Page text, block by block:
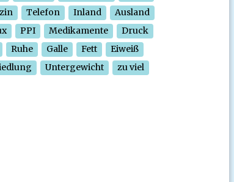
Telefon Inland
Ausland
PPI Medikamente
Druck
Ruhe Galle Fett
Eiweiß
Untergewicht zu viel